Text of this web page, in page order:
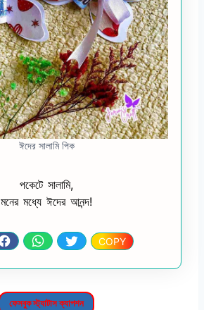
ঈদের সালামি পিক
পকেটে সালামি,
মনের মধ্যে ঈদের আনন্দ!
COPY
ফেসবুক স্ট্যাটাস ক্যাপশন